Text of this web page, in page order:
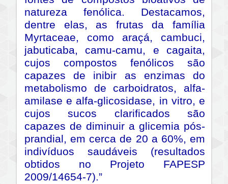
natureza fenólica. Destacamos,
dentre elas, as frutas da família
Myrtaceae, como araçá, cambuci,
jabuticaba, camu-camu, e cagaita,
cujos compostos fenólicos são
capazes de inibir as enzimas do
metabolismo de carboidratos, alfa-
amilase e alfa-glicosidase, in vitro, e
cujos sucos clarificados são
capazes de diminuir a glicemia pós-
prandial, em cerca de 20 a 60%, em
indivíduos saudáveis (resultados
obtidos no Projeto FAPESP
2009/14654-7).”